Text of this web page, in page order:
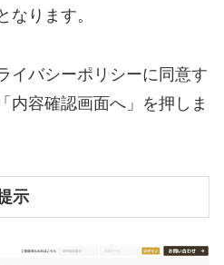
ります。
イバシーポリシーに同意す
内容確認画面へ」を押しま
示